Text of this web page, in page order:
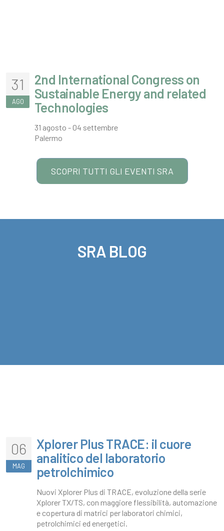
31
AGO
2nd International Congress on
Sustainable Energy and related
Technologies
31 agosto - 04 settembre
Palermo
SCOPRI TUTTI GLI EVENTI SRA
SRA BLOG
06
MAG
Xplorer Plus TRACE: il cuore
analitico del laboratorio
petrolchimico
Nuovi Xplorer Plus di TRACE, evoluzione della serie
Xplorer TX/TS, con maggiore flessibilità, automazione
e copertura di matrici per laboratori chimici,
petrolchimici ed energetici.